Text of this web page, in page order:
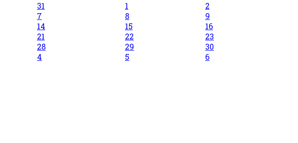
31 1
2
7 8
9
14 15
16
21 22
23
28 29
30
4 5 6